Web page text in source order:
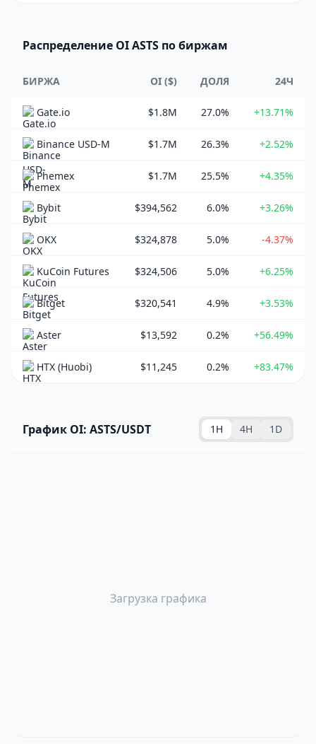
Распределение OI ASTS по биржам
БИРЖА OI ($) ДОЛЯ 24Ч
Gate.io $1.8M 27.0% +13.71%
Binance USD-M $1.7M 26.3% +2.52%
Phemex $1.7M 25.5% +4.35%
Bybit $394,562 6.0% +3.26%
OKX $324,878 5.0% -4.37%
KuCoin Futures $324,506 5.0% +6.25%
Bitget $320,541 4.9% +3.53%
Aster $13,592 0.2% +56.49%
HTX (Huobi) $11,245 0.2% +83.47%
График OI: ASTS/USDT 1H 4H 1D
Загрузка графика